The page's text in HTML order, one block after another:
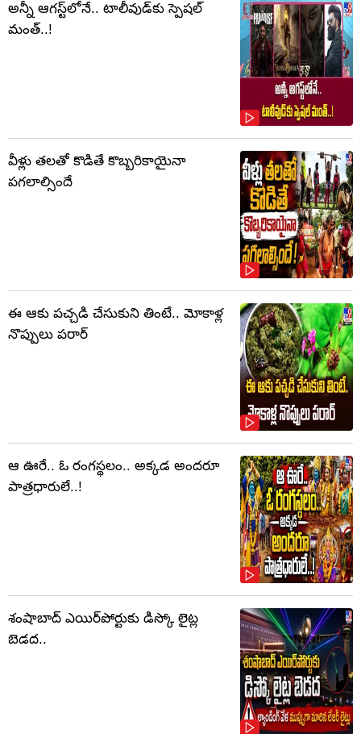
అన్నీ ఆగస్ట్‌లోనే.. టాలీవుడ్‌కు స్పెషల్
మంత్..!
వీళ్లు తలతో కొడితే కొబ్బరికాయైనా
పగలాల్సిందే
ఈ ఆకు పచ్చడి చేసుకుని తింటే.. మోకాళ్ల
నొప్పులు పరార్‌
ఆ ఊరే.. ఓ రంగస్థలం.. అక్కడ అందరూ
పాత్రధారులే..!
శంషాబాద్ ఎయిర్‌పోర్టుకు డిస్కో లైట్ల
బెడద..